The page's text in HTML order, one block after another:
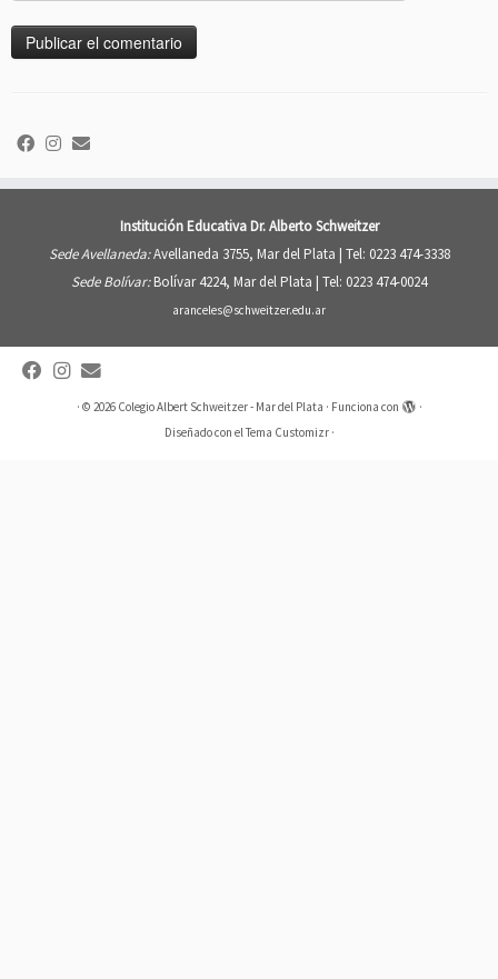
Institución Educativa Dr. Alberto Schweitzer
Sede Avellaneda:Avellaneda 3755, Mar del Plata | Tel: 0223 474-3338
Sede Bolívar:Bolívar 4224, Mar del Plata | Tel: 0223 474-0024
aranceles@schweitzer.edu.ar
· © 2026 Colegio Albert Schweitzer - Mar del Plata · Funciona con
·
Diseñado con elTema Customizr·